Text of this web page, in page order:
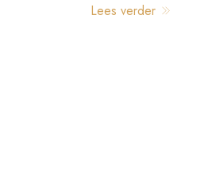
Lees verder